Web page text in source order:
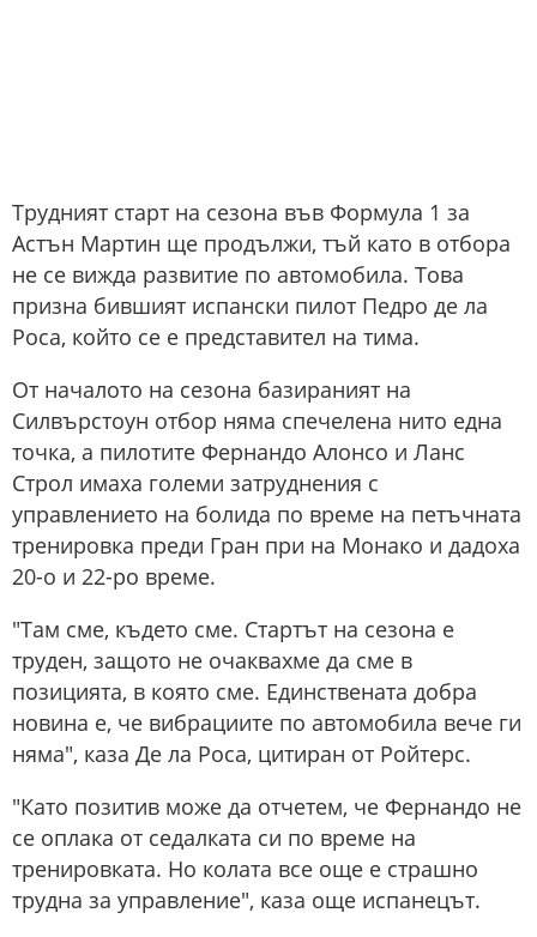
Трудният старт на сезона във Формула 1 за
Астън Мартин ще продължи, тъй като в отбора
не се вижда развитие по автомобила. Това
призна бившият испански пилот Педро де ла
Роса, който се е представител на тима.
От началото на сезона базираният на
Силвърстоун отбор няма спечелена нито една
точка, а пилотите Фернандо Алонсо и Ланс
Строл имаха големи затруднения с
управлението на болида по време на петъчната
тренировка преди Гран при на Монако и дадоха
20-о и 22-ро време.
"Там сме, където сме. Стартът на сезона е
труден, защото не очаквахме да сме в
позицията, в която сме. Единствената добра
новина е, че вибрациите по автомобила вече ги
няма", каза Де ла Роса, цитиран от Ройтерс.
"Като позитив може да отчетем, че Фернандо не
се оплака от седалката си по време на
тренировката. Но колата все още е страшно
трудна за управление", каза още испанецът.